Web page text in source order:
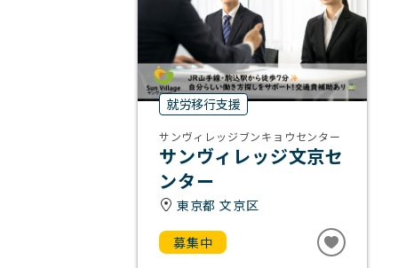
就労移行支援
サンヴィレッジブンキョウセンター
サンヴィレッジ文京セ
ンター
東京都 文京区
募集中